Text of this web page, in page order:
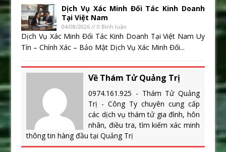
Dịch Vụ Xác Minh Đối Tác Kinh Doanh
Tại Việt Nam
04/08/2026 // 0 Bình luận
Dịch Vụ Xác Minh Đối Tác Kinh Doanh Tại Việt Nam Uy
Tín – Chính Xác – Bảo Mật Dịch Vụ Xác Minh Đối...
Về Thám Tử Quảng Trị
0974.161.925 - Thám Tử Quảng
Trị - Công Ty chuyên cung cấp
các dịch vụ thám tử gia đình, hôn
nhân, điều tra, tìm kiếm xác minh
thông tin hàng đầu tại Quảng Trị